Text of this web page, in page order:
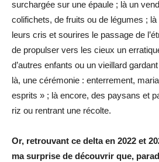
surchargée sur une épaule ; là un
colifichets, de fruits ou de légumes ;
leurs cris et sourires le passage de
de propulser vers les cieux un
d’autres enfants ou un vieillard
là, une cérémonie : enterrement,
esprits » ; là encore, des paysans et
riz ou rentrant une récolte.
Or, retrouvant ce delta en 2022 et
ma surprise de découvrir que,